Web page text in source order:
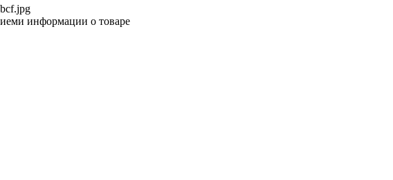
информации о товаре